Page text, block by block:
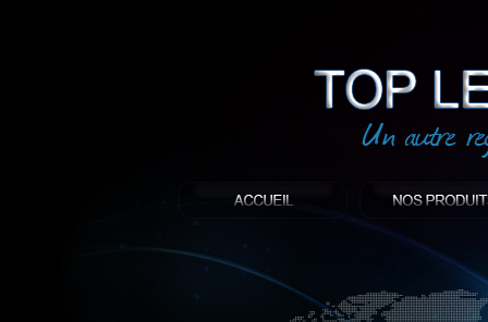
: Top led world
Produit décoratif led
Objet publicitaire led
éclairage blanc led
Enseigne publicitaire